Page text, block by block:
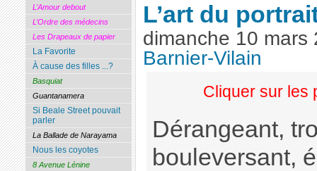
L’art du
dimanche 10 mars
Barnier-Vilain
Cliquer sur les
Dérangeant,
bouleversant,
L’Amour debout
L’Ordre des médecins
Les Drapeaux de papier
La Favorite
À cause des filles ...?
Basquiat
Guantanamera
Si Beale Street pouvait
parler
La Ballade de Narayama
Nous les coyotes
8 Avenue Lénine